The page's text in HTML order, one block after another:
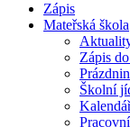
Zápis
Mateřská škola
Zápis
Školní